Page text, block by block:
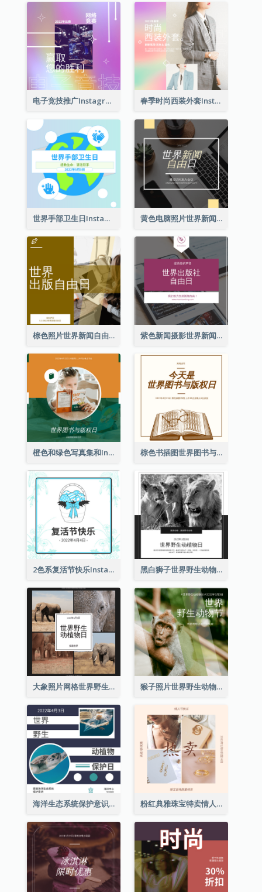
电子竞技推广Instagram帖子 春季时尚西装外套Instagram帖子
世界手部卫生日Instagram帖子 黄色电脑照片世界新闻自由日Instagram帖子
棕色照片世界新闻自由日Instagram帖子 紫色新闻摄影世界新闻自由日Instagram帖子
橙色和绿色写真集和Instagram版权日 棕色书插图世界图书与版权日Instagram帖子
2色系复活节快乐Instagram帖子 黑白狮子世界野生动物日Instagram帖子
大象照片网格世界野生动物日Instagram帖子 猴子照片世界野生动物日Instagram帖子
海洋生态系统保护意识Instagram帖子 粉红典雅珠宝特卖情人节Instagram帖子